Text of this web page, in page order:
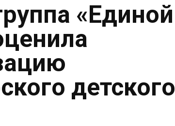
«Единой
детского